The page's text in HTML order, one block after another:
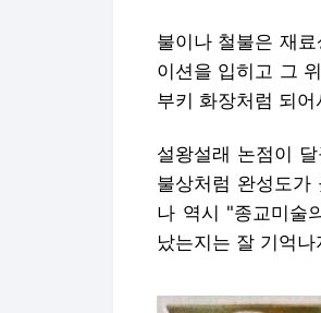
불이나 철불은 재
이션을 입히고 그
부키 화장처럼 되
설왕설래 논점이
불상처럼 완성도가
나 역시 "종교미술
났는지는 잘 기억